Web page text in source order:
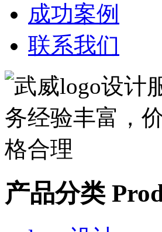
成功案例
联系我们
产品分类